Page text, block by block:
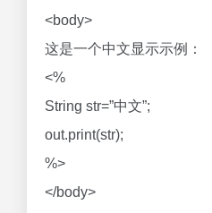
<body>
这是一个中文显示示例：
<%
String str=”中文”;
out.print(str);
%>
</body>